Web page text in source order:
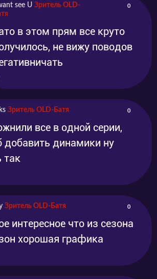
see U Зритель OLD-
0
в этом прям все круто
не вижу поводов
Зритель OLD-Батя 0
все в одной серии,
добавить динамики ну
так
Зритель OLD-Батя 0
интересное что из сезона
хорошая графика